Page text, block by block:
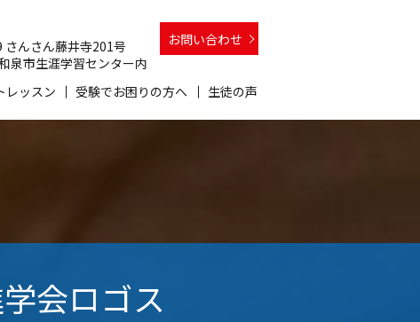
レッスン 受験でお困りの方へ 生徒の声
んさん藤井寺201号
市生涯学習センター内
お問い合わせ
会ロゴス